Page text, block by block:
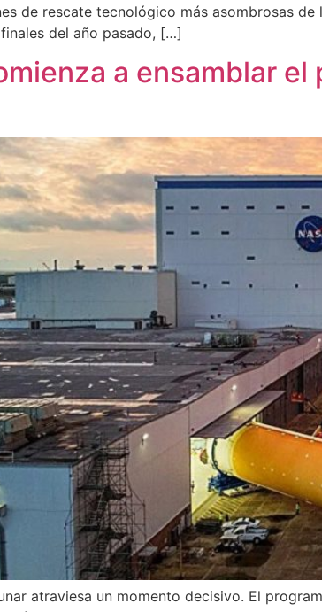
de rescate tecnológico más asombrosas
del año pasado, […]
a ensamblar
atraviesa un momento decisivo. El